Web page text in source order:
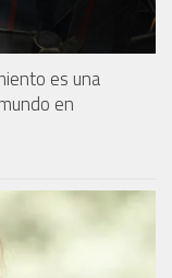
es una
en